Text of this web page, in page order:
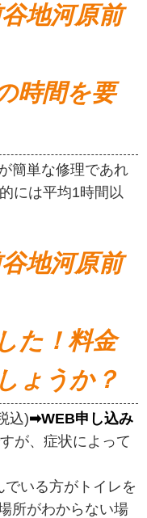
地河原前
時間を要
簡単な修理であれ
には平均1時間以
地河原前
た！料金
ょうか？
込)➡WEB申し込み
が、症状によって
いる方がトイレを
所がわからない場